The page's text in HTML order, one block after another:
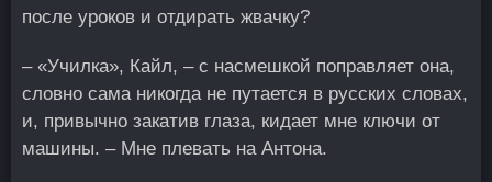
после уроков и отдирать жвачку?
– «Училка», Кайл, – с насмешкой поправляет она,
словно сама никогда не путается в русских словах,
и, привычно закатив глаза, кидает мне ключи от
машины. – Мне плевать на Антона.